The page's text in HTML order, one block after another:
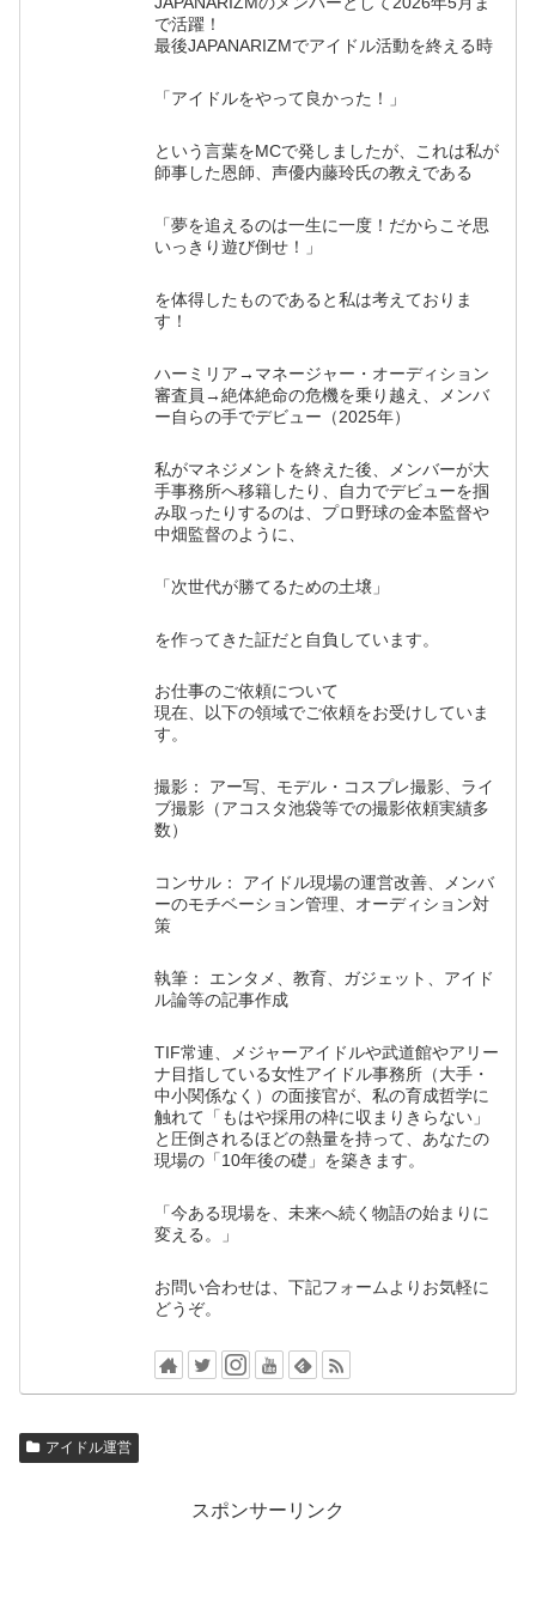
で活躍！
最後JAPANARIZMでアイドル活動を終える時
「アイドルをやって良かった！」
という言葉をMCで発しましたが、これは私が
師事した恩師、声優内藤玲氏の教えである
「夢を追えるのは一生に一度！だからこそ思
いっきり遊び倒せ！」
を体得したものであると私は考えておりま
す！
ハーミリア→マネージャー・オーディション
審査員→絶体絶命の危機を乗り越え、メンバ
ー自らの手でデビュー（2025年）
私がマネジメントを終えた後、メンバーが大
手事務所へ移籍したり、自力でデビューを掴
み取ったりするのは、プロ野球の金本監督や
中畑監督のように、
「次世代が勝てるための土壌」
を作ってきた証だと自負しています。
お仕事のご依頼について
現在、以下の領域でご依頼をお受けしていま
す。
撮影： アー写、モデル・コスプレ撮影、ライ
ブ撮影（アコスタ池袋等での撮影依頼実績多
数）
コンサル： アイドル現場の運営改善、メンバ
ーのモチベーション管理、オーディション対
策
執筆： エンタメ、教育、ガジェット、アイド
ル論等の記事作成
TIF常連、メジャーアイドルや武道館やアリー
ナ目指している女性アイドル事務所（大手・
中小関係なく）の面接官が、私の育成哲学に
触れて「もはや採用の枠に収まりきらない」
と圧倒されるほどの熱量を持って、あなたの
現場の「10年後の礎」を築きます。
「今ある現場を、未来へ続く物語の始まりに
変える。」
お問い合わせは、下記フォームよりお気軽に
どうぞ。
アイドル運営
スポンサーリンク